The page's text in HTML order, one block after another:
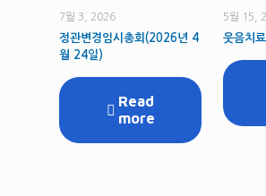
7월 3, 2026
정관변경임시총회(2026년 4
월 24일)
Read
more
5월 15,
웃음치